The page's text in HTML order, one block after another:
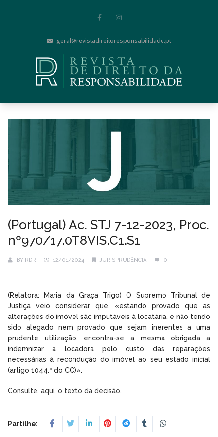
geral@revistadireitoresponsabilidade.pt
(Portugal) Ac. STJ 7-12-2023, Proc.
nº970/17.0T8VIS.C1.S1
BY RDR 12/01/2024 JURISPRUDÊNCIA 0
(Relatora: Maria da Graça Trigo) O Supremo Tribunal de
Justiça veio considerar que, «estando provado que as
alterações do imóvel são imputáveis à locatária, e não tendo
sido alegado nem provado que sejam inerentes a uma
prudente utilização, encontra-se a mesma obrigada a
indemnizar a locadora pelo custo das reparações
necessárias à recondução do imóvel ao seu estado inicial
(artigo 1044.º do CC)».
Consulte, aqui, o texto da decisão.
Partilhe: